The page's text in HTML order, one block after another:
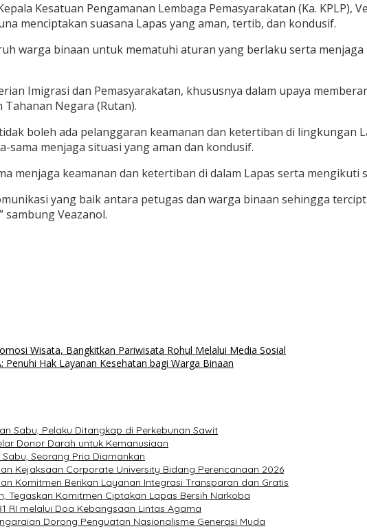
Kesatuan Pengamanan Lembaga Pemasyarakatan (Ka. KPLP),
menciptakan suasana Lapas yang aman, tertib, dan kondusif.
warga binaan untuk mematuhi aturan yang berlaku serta
Imigrasi dan Pemasyarakatan, khususnya dalam upaya
Tahanan Negara (Rutan).
boleh ada pelanggaran keamanan dan ketertiban di lingkungan
menjaga situasi yang aman dan kondusif.
menjaga keamanan dan ketertiban di dalam Lapas serta mengikuti
yang baik antara petugas dan warga binaan sehingga
Veazanol.
Wisata, Bangkitkan Pariwisata Rohul Melalui Media Sosial
Penuhi Hak Layanan Kesehatan bagi Warga Binaan
Sabu, Pelaku Ditangkap di Perkebunan Sawit
Donor Darah untuk Kemanusiaan
Seorang Pria Diamankan
Kejaksaan Corporate University Bidang Perencanaan 2026
Komitmen Berikan Layanan Integrasi Transparan dan Gratis
Tegaskan Komitmen Ciptakan Lapas Bersih Narkoba
RI melalui Doa Kebangsaan Lintas Agama
Dorong Penguatan Nasionalisme Generasi Muda